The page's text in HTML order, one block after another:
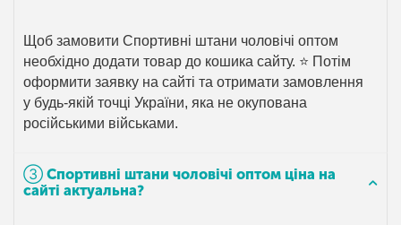
Щоб замовити Спортивні штани чоловічі оптом
необхідно додати товар до кошика сайту. ⭐ Потім
оформити заявку на сайті та отримати замовлення
у будь-якій точці України, яка не окупована
російськими військами.
➂ Спортивні штани чоловічі оптом ціна на
сайті актуальна?